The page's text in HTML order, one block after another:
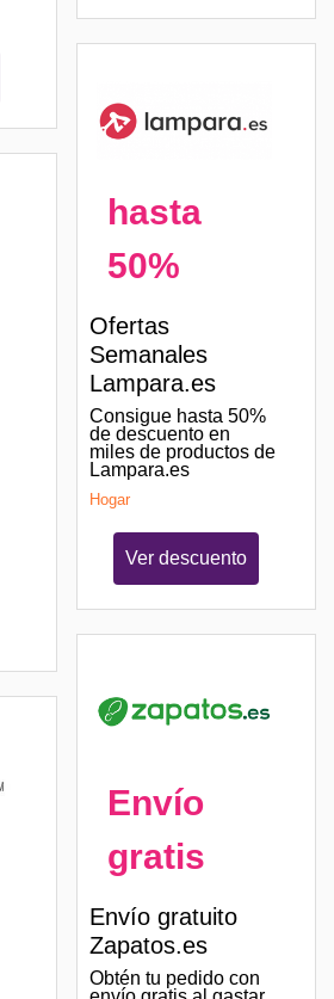
hasta
50%
Ofertas
Semanales
Lampara.es
Consigue hasta 50%
de descuento en
miles de productos de
Lampara.es
Hogar
Ver descuento
Envío
gratis
Envío gratuito
Zapatos.es
Obtén tu pedido con